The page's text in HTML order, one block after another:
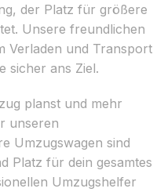
der Platz für größere
Unsere freundlichen
Verladen und Transport
sicher ans Ziel.
planst und mehr
unseren
Umzugswagen sind
Platz für dein gesamtes
Umzugshelfer